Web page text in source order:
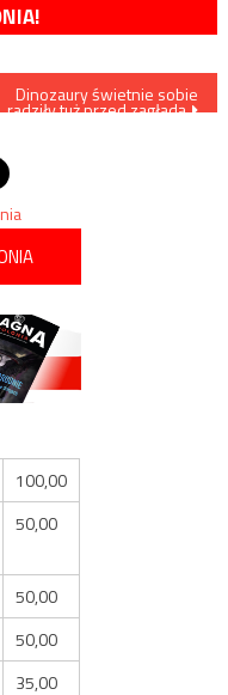
Dinozaury świetnie sobie
radziły tuż przed zagładą
100,00
50,00
50,00
50,00
35,00